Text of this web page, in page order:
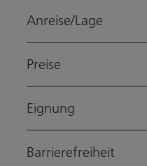
Anreise/Lage
Preise
Eignung
Barrierefreiheit